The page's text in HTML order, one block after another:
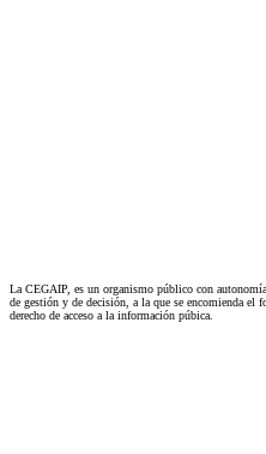
La CEGAIP, es un organismo público con autonomía
de gestión y de decisión, a la que se encomienda el
derecho de acceso a la información púbica.